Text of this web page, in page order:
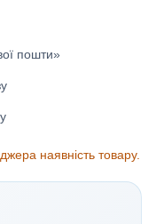
пошти»
наявність товару.